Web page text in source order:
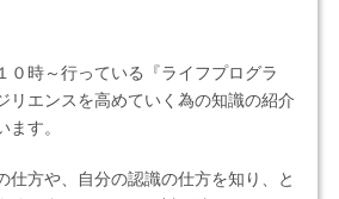
０時～行っている『ライフプログラ
リエンスを高めていく為の知識の紹介
す。
仕方や、自分の認識の仕方を知り、と